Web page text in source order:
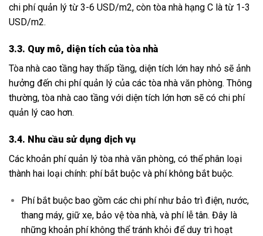
chi phí quản lý từ 3-6 USD/m2, còn tòa nhà hạng C là từ 1-3
USD/m2.
3.3. Quy mô, diện tích của tòa nhà
Tòa nhà cao tầng hay thấp tầng, diện tích lớn hay nhỏ sẽ ảnh
hưởng đến chi phí quản lý của các tòa nhà văn phòng. Thông
thường, tòa nhà cao tầng với diện tích lớn hơn sẽ có chi phí
quản lý cao hơn.
3.4. Nhu cầu sử dụng dịch vụ
Các khoản phí quản lý tòa nhà văn phòng, có thể phân loại
thành hai loại chính: phí bắt buộc và phí không bắt buộc.
Phí bắt buộc bao gồm các chi phí như bảo trì điện, nước,
thang máy, giữ xe, bảo vệ tòa nhà, và phí lễ tân. Đây là
những khoản phí không thể tránh khỏi để duy trì hoạt